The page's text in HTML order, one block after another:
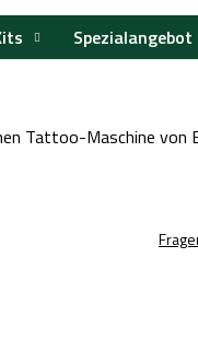
Spezialangebot
Tattoo-Maschine von